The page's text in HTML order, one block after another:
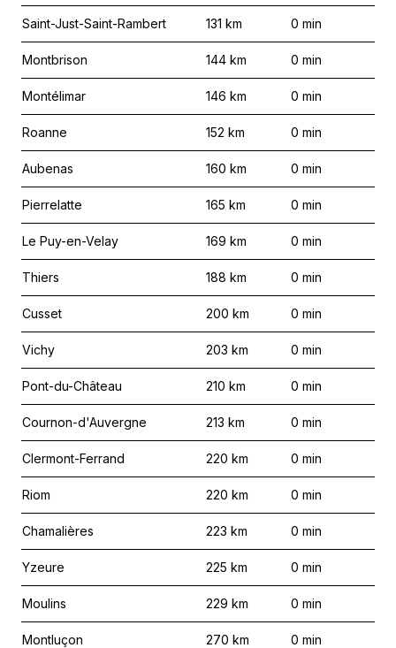
Saint-Just-Saint-Rambert 131 km 0 min
Montbrison 144 km 0 min
Montélimar 146 km 0 min
Roanne 152 km 0 min
Aubenas 160 km 0 min
Pierrelatte 165 km 0 min
Le Puy-en-Velay 169 km 0 min
Thiers 188 km 0 min
Cusset 200 km 0 min
Vichy 203 km 0 min
Pont-du-Château 210 km 0 min
Cournon-d'Auvergne 213 km 0 min
Clermont-Ferrand 220 km 0 min
Riom 220 km 0 min
Chamalières 223 km 0 min
Yzeure 225 km 0 min
Moulins 229 km 0 min
Montluçon 270 km 0 min